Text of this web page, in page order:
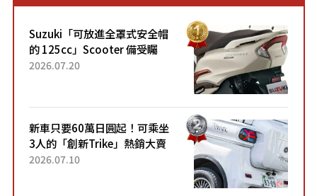
Suzuki「可放進全罩式安全帽
的 125cc」Scooter 備受矚
目！採用全新流線設計與各項
2026.07.20
新車只要60萬日圓起！可乘坐
3人的「創新Trike」熱銷大賣
成為人氣車款！「養車成本真
2026.07.10